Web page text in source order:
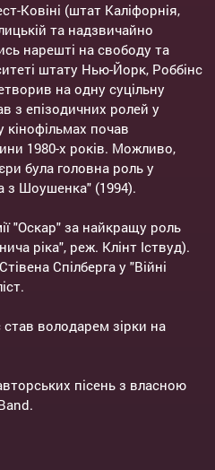
Ковіні (штат Каліфорнія,
та надзвичайно
нарешті на свободу та
штату Нью-Йорк, Роббінс
на одну суцільну
з епізодичних ролей у
кінофільмах почав
1980-х років. Можливо,
була головна роль у
з Шоушенка" (1994).
"Оскар" за найкращу роль
ріка", реж. Клінт Іствуд).
Спілберга у "Війні
володарем зірки на
пісень з власною